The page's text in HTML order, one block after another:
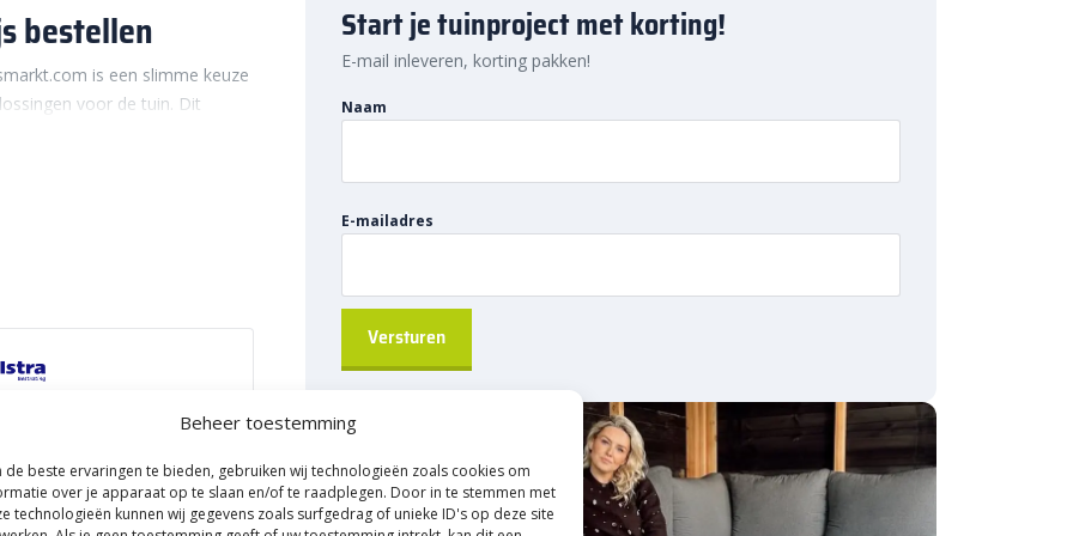
Beheer toestemming
de beste ervaringen te bieden, gebruiken wij technologieën zoals cookies om
over je apparaat op te slaan en/of te raadplegen. Door in te stemmen met
technologieën kunnen wij gegevens zoals surfgedrag of unieke ID's op deze site
bestellen
is een slimme keuze
voor de tuin. Dit
zoals het creëren
of zelfs buitenkeukens.
gaat het U element
eenvoudig online en profiteer
veelzijdig
in de tuin, zodat je
maken voor extra groen, op
of een buitenkeuken wilt
Door de stapelbare
hoogteverschillen in de
maar ook veelzijdig voor
Start je tuinproject met korting!
E-mail inleveren, korting pakken!
Naam
E-mailadres